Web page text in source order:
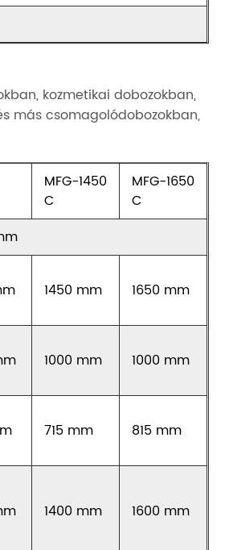
kozmetikai dobozokban,
más csomagolódobozokban,
MFG-1450
C
MFG-1650
C
1450 mm 1650 mm
1000 mm 1000 mm
715 mm 815 mm
1400 mm 1600 mm